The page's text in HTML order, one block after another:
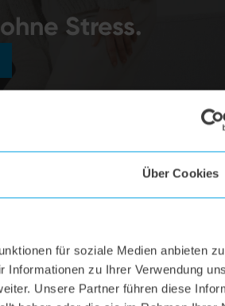
Über Cookies
für soziale Medien anbieten
Informationen zu Ihrer Verwendung
Unsere Partner führen diese
Stress.